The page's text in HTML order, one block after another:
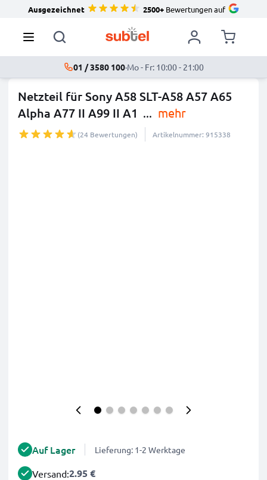
Ausgezeichnet 2500+Bewertungen auf
01 / 3580 100·Mo - Fr: 10:00 - 21:00
Netzteil für Sony A58 SLT-A58 A57 A65
Alpha A77 II A99 II A1 ... mehr
(24 Bewertungen) Artikelnummer: 915338
Auf Lager Lieferung: 1-2 Werktage
Versand:2.95 €